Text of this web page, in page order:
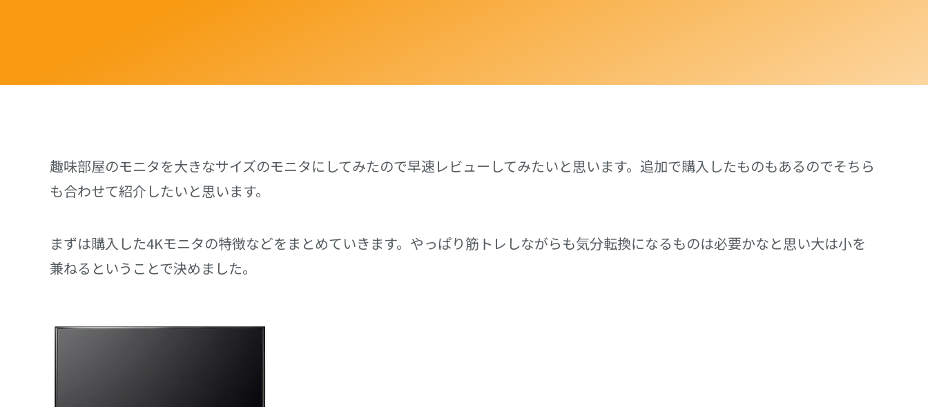
趣味部屋のモニタを大きなサイズのモニタにしてみたので早速レビューしてみたいと思います。追加で購入したものもあるのでそちら
も合わせて紹介したいと思います。
まずは購入した4Kモニタの特徴などをまとめていきます。やっぱり筋トレしながらも気分転換になるものは必要かなと思い大は小を
兼ねるということで決めました。